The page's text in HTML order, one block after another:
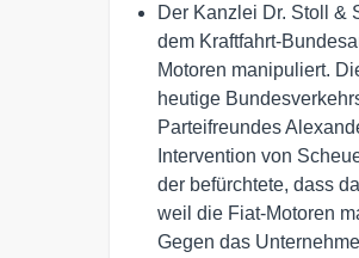
Der Kanzlei Dr. Stoll &
dem Kraftfahrt-
Motoren manipuliert.
heutige
Parteifreundes
Intervention von
der befürchtete, dass
weil die Fiat-Motoren
Gegen das